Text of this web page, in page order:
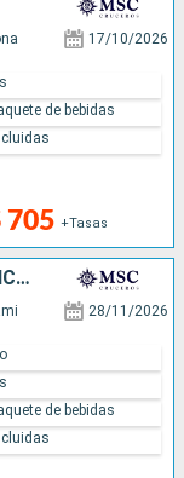
17/10/2026
705 +Tasas
de bebidas
BAHAMAS, PUERTO RICO, REPÚBLICA DOMINICANA, ESTADOS UNIDOS
28/11/2026
de bebidas